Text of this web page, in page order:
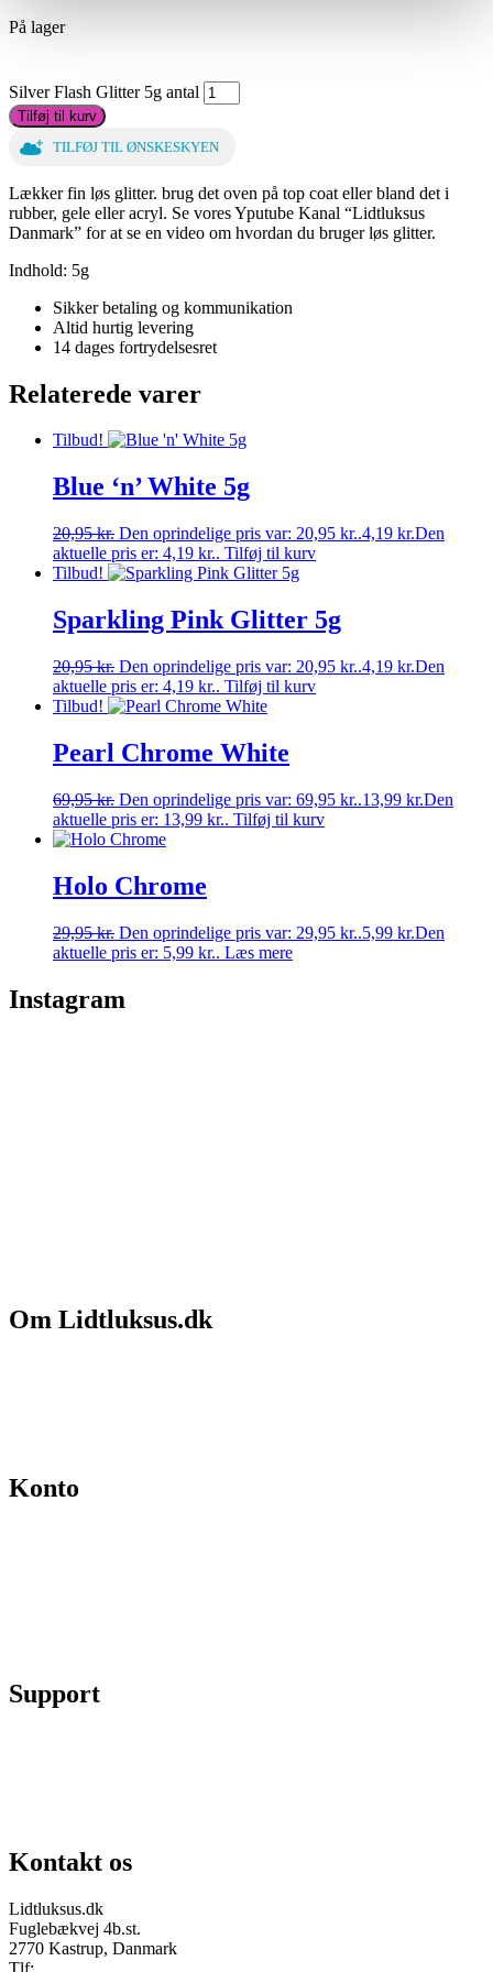
På lager
Silver Flash Glitter 5g antal
Tilføj til kurv
TILFØJ TIL ØNSKESKYEN
Lækker fin løs glitter. brug det oven på top coat eller bland det i
rubber, gele eller acryl. Se vores Yputube Kanal “Lidtluksus
Danmark” for at se en video om hvordan du bruger løs glitter.
Indhold: 5g
Sikker betaling og kommunikation
Altid hurtig levering
14 dages fortrydelsesret
Relaterede varer
Tilbud!
Blue ‘n’ White 5g
20,95kr. Den oprindelige pris var: 20,95 kr..4,19 kr.Den
aktuelle pris er: 4,19 kr.. Tilføj til kurv
Tilbud!
Sparkling Pink Glitter 5g
20,95kr. Den oprindelige pris var: 20,95 kr..4,19 kr.Den
aktuelle pris er: 4,19 kr.. Tilføj til kurv
Tilbud!
Pearl Chrome White
69,95kr. Den oprindelige pris var: 69,95 kr..13,99 kr.Den
aktuelle pris er: 13,99 kr.. Tilføj til kurv
Holo Chrome
29,95kr. Den oprindelige pris var: 29,95 kr..5,99 kr.Den
aktuelle pris er: 5,99 kr.. Læs mere
Instagram
Om Lidtluksus.dk
Konto
Support
Kontakt os
Lidtluksus.dk
Fuglebækvej 4b.st.
2770 Kastrup, Danmark
Tlf: